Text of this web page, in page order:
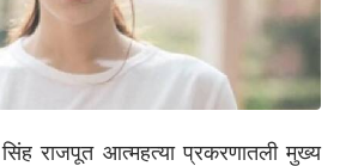
राजपूत आत्महत्या प्रकरणातली मुख्य